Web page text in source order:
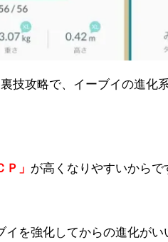
技攻略で、イーブイの進化
Ｐ」 が高くなりやすいからで
イを強化してからの進化がい